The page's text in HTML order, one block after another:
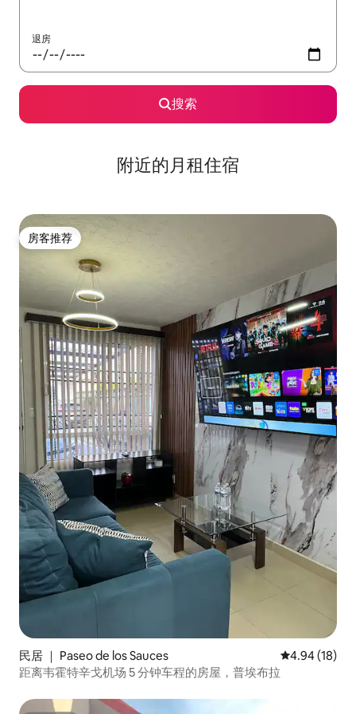
退房
搜索
附近的月租住宿
房客推荐
房客推荐
民居 ｜ Paseo de los Sauces 平均评分
4.94 (18)
距离韦霍特辛戈机场 5 分钟车程的房屋，普埃布拉